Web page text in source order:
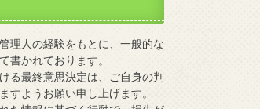
理人の経験をもとに、一般的な
書かれております。
る最終意思決定は、ご自身の判
すようお願い申し上げます。